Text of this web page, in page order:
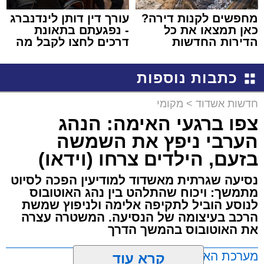
מחפשים לקנות דירה?
כאן תמצאו את כל
הדירות החדשות
עורך דין דותן לינדנברג
- נפגעתם בתאונת
דרכים לחצו לקבל מה
כתבות נוספות
חדשות אשדוד > מקומי
צפו ברגעי האימה: הנהג
הערבי ניפץ את השמשה
בזעם, הילדים צרחו (וידאו)
נסיעה שגרתית מאשדוד למודיעין הפכה לסיוט
מתמשך: ויכוח שהתלהט בין נהג האוטובוס
לנוסע הוביל לתקיפה אלימה ולניפוץ שמשת
הרכב בעיצומה של הנסיעה. המשטרה עצרה
את האוטובוס בהמשך הדרך
מערכת האתר / 11:35 07.08.26
קרא עוד